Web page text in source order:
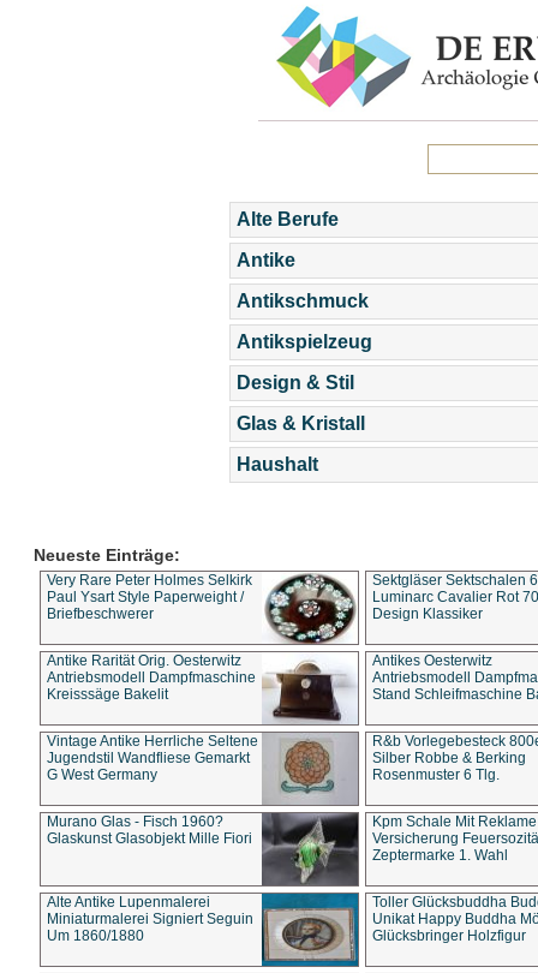
Alte Berufe
Antike
Antikschmuck
Antikspielzeug
Design & Stil
Glas & Kristall
Haushalt
Neueste Einträge:
Very Rare Peter Holmes Selkirk
Paul Ysart Style Paperweight /
Briefbeschwerer
Sektgläser Sektschalen
Luminarc Cavalier Rot
Design Klassiker
Antike Rarität Orig. Oesterwitz
Antriebsmodell Dampfmaschine
Kreisssäge Bakelit
Antikes Oesterwitz
Antriebsmodell
Stand Schleifmaschine
Vintage Antike Herrliche Seltene
Jugendstil Wandfliese Gemarkt
G West Germany
R&b Vorlegebesteck
Silber Robbe & Berking
Rosenmuster 6 Tlg.
Murano Glas - Fisch 1960?
Glaskunst Glasobjekt Mille Fiori
Kpm Schale Mit Reklame
Versicherung
Zeptermarke 1. Wahl
Alte Antike Lupenmalerei
Miniaturmalerei Signiert Seguin
Um 1860/1880
Toller Glücksbuddha
Unikat Happy Buddha
Glücksbringer Holzfigur